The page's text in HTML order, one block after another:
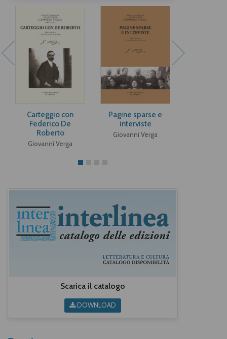
Carteggio con
Federico De
Roberto
Giovanni Verga
Pagine sparse e
interviste
Giovanni Verga
Scarica il catalogo
DOWNLOAD